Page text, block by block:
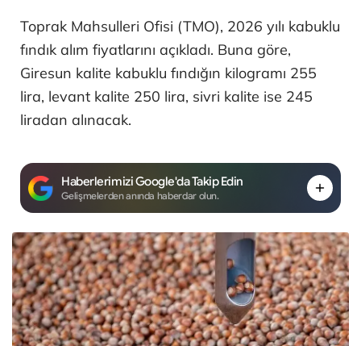
Toprak Mahsulleri Ofisi (TMO), 2026 yılı kabuklu
fındık alım fiyatlarını açıkladı. Buna göre,
Giresun kalite kabuklu fındığın kilogramı 255
lira, levant kalite 250 lira, sivri kalite ise 245
liradan alınacak.
Haberlerimizi Google'da Takip Edin
Gelişmelerden anında haberdar olun.